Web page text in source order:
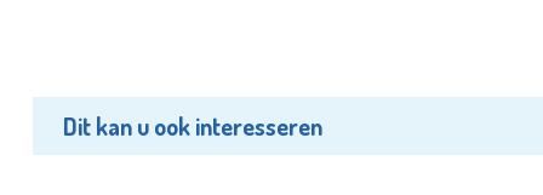
Dit kan u ook interesseren